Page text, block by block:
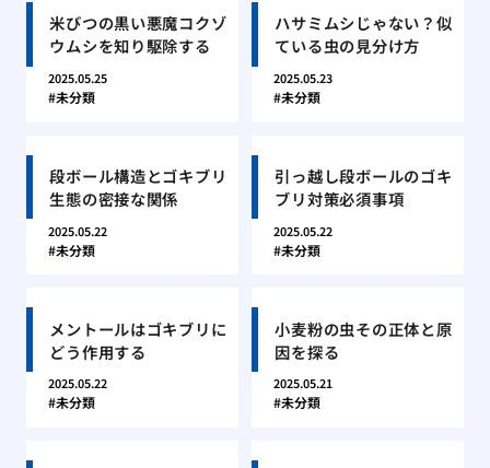
米びつの黒い悪魔コクゾ
ウムシを知り駆除する
2025.05.25
未分類
ハサミムシじゃない？似
ている虫の見分け方
2025.05.23
未分類
段ボール構造とゴキブリ
生態の密接な関係
2025.05.22
未分類
引っ越し段ボールのゴキ
ブリ対策必須事項
2025.05.22
未分類
メントールはゴキブリに
どう作用する
2025.05.22
未分類
小麦粉の虫その正体と原
因を探る
2025.05.21
未分類